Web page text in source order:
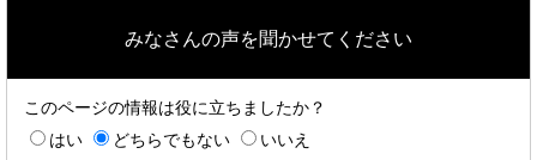
みなさんの声を聞かせてください
このページの情報は役に立ちましたか？
はい
どちらでもない いいえ